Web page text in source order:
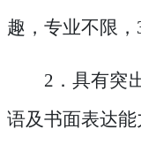
趣，专业不限
2 ．具有突
语及书面表达能